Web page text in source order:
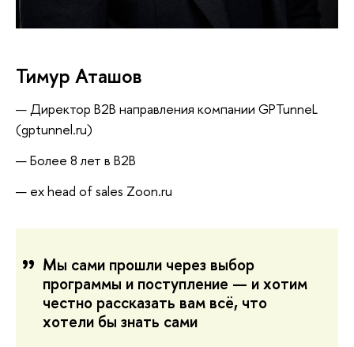
Тимур Аташо
Директор B2B направления компании GPTunneL
(gptunnel.ru)
Более 8 лет в B2B
ex head of sales Zoon.ru
Мы сами прошли через выбор
программы и поступление — и хотим
честно рассказать вам всё, что
хотели бы знать сами